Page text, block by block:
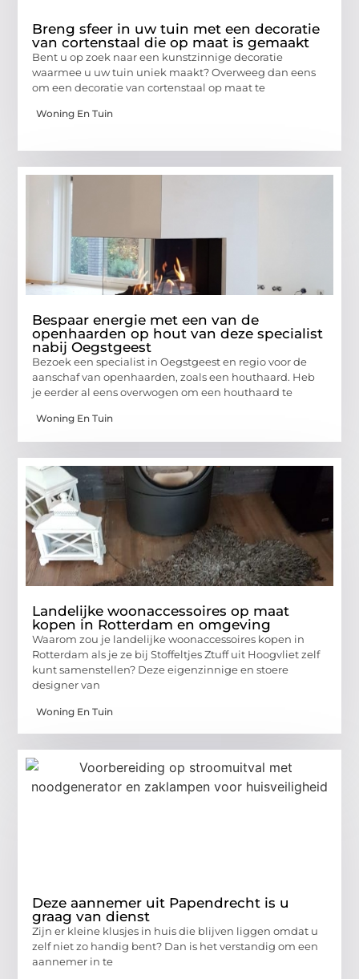
Breng sfeer in uw tuin met een decoratie
van cortenstaal die op maat is gemaakt
Bent u op zoek naar een kunstzinnige decoratie
waarmee u uw tuin uniek maakt? Overweeg dan eens
om een decoratie van cortenstaal op maat te
Woning En Tuin
Bespaar energie met een van de
openhaarden op hout van deze specialist
nabij Oegstgeest
Bezoek een specialist in Oegstgeest en regio voor de
aanschaf van openhaarden, zoals een houthaard. Heb
je eerder al eens overwogen om een houthaard te
Woning En Tuin
Landelijke woonaccessoires op maat
kopen in Rotterdam en omgeving
Waarom zou je landelijke woonaccessoires kopen in
Rotterdam als je ze bij Stoffeltjes Ztuff uit Hoogvliet zelf
kunt samenstellen? Deze eigenzinnige en stoere
designer van
Woning En Tuin
Deze aannemer uit Papendrecht is u
graag van dienst
Zijn er kleine klusjes in huis die blijven liggen omdat u
zelf niet zo handig bent? Dan is het verstandig om een
aannemer in te